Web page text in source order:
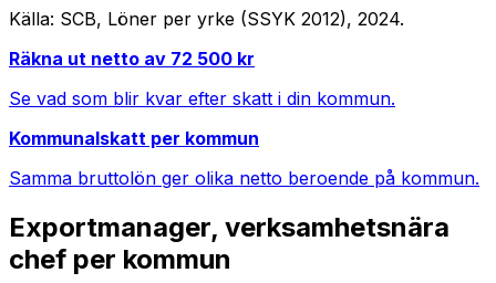
Källa: SCB, Löner per yrke (SSYK 2012), 2024.
Räkna ut netto av 72 500 kr
Se vad som blir kvar efter skatt i din kommun.
Kommunalskatt per kommun
Samma bruttolön ger olika netto beroende på kommun.
Exportmanager, verksamhetsnära
chef per kommun